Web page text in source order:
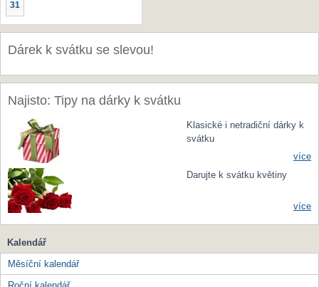
31
Dárek k svátku se slevou!
Najisto: Tipy na dárky k svátku
Klasické i netradiční dárky k
svátku
více
Darujte k svátku květiny
více
Kalendář
Měsíční kalendář